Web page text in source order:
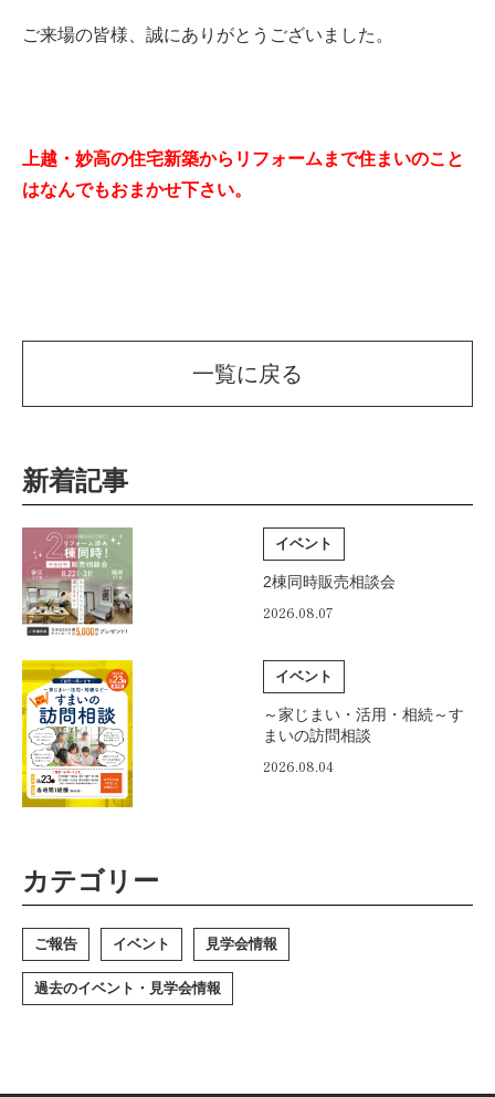
ご来場の皆様、誠にありがとうございました。
上越・妙高の住宅新築からリフォームまで住まいのこと
はなんでもおまかせ下さい。
一覧に戻る
新着記事
イベント
2棟同時販売相談会
2026.08.07
イベント
～家じまい・活用・相続～す
まいの訪問相談
2026.08.04
カテゴリー
ご報告 イベント 見学会情報
過去のイベント・見学会情報